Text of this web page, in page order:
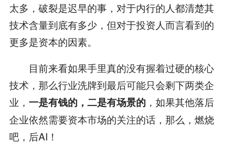
太多，破裂是迟早的事，对于内行的人都清楚其
技术含量到底有多少，但对于投资人而言看到的
更多是资本的因素。
目前来看如果手里真的没有握着过硬的核心
技术，那么行业洗牌到最后可能只会剩下两类企
业， 一是有钱的，二是有场景的，如果其他落后
企业依然需要资本市场的关注的话，那么，燃烧
吧，后AI！